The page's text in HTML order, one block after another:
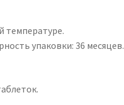
температуре.
упаковки: 36 месяцев.